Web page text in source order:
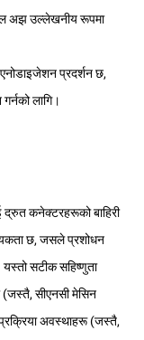
अझ उल्लेखनीय रूपमा
एनोडाइजेशन प्रदर्शन छ,
लागि।
द्रुत कनेक्टरहरूको बाहिरी
छ, जसले प्रशोधन
सटीक सहिष्णुता
(जस्तै, सीएनसी मेसिन
अवस्थाहरू (जस्तै,